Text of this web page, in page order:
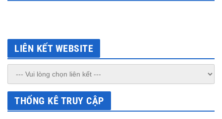
LIÊN KẾT WEBSITE
THỐNG KÊ TRUY CẬP